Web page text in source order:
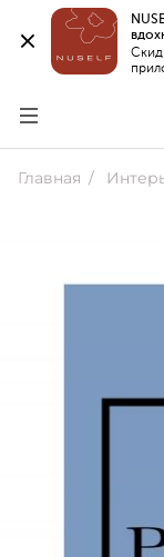
Главная